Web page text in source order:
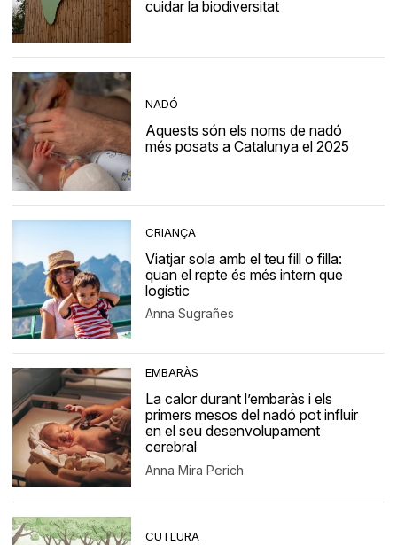
cuidar la biodiversitat
NADÓ
Aquests són els noms de nadó
més posats a Catalunya el 2025
CRIANÇA
Viatjar sola amb el teu fill o filla:
quan el repte és més intern que
logístic
Anna Sugrañes
EMBARÀS
La calor durant l’embaràs i els
primers mesos del nadó pot influir
en el seu desenvolupament
cerebral
Anna Mira Perich
CUTLURA